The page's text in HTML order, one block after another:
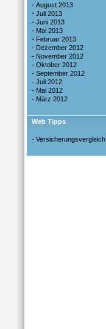
- August 2013
- Juli 2013
- Juni 2013
- Mai 2013
- Februar 2013
- Dezember 2012
- November 2012
- Oktober 2012
- September 2012
- Juli 2012
- Mai 2012
- März 2012
Web Tipps
- Versicherungsvergleich